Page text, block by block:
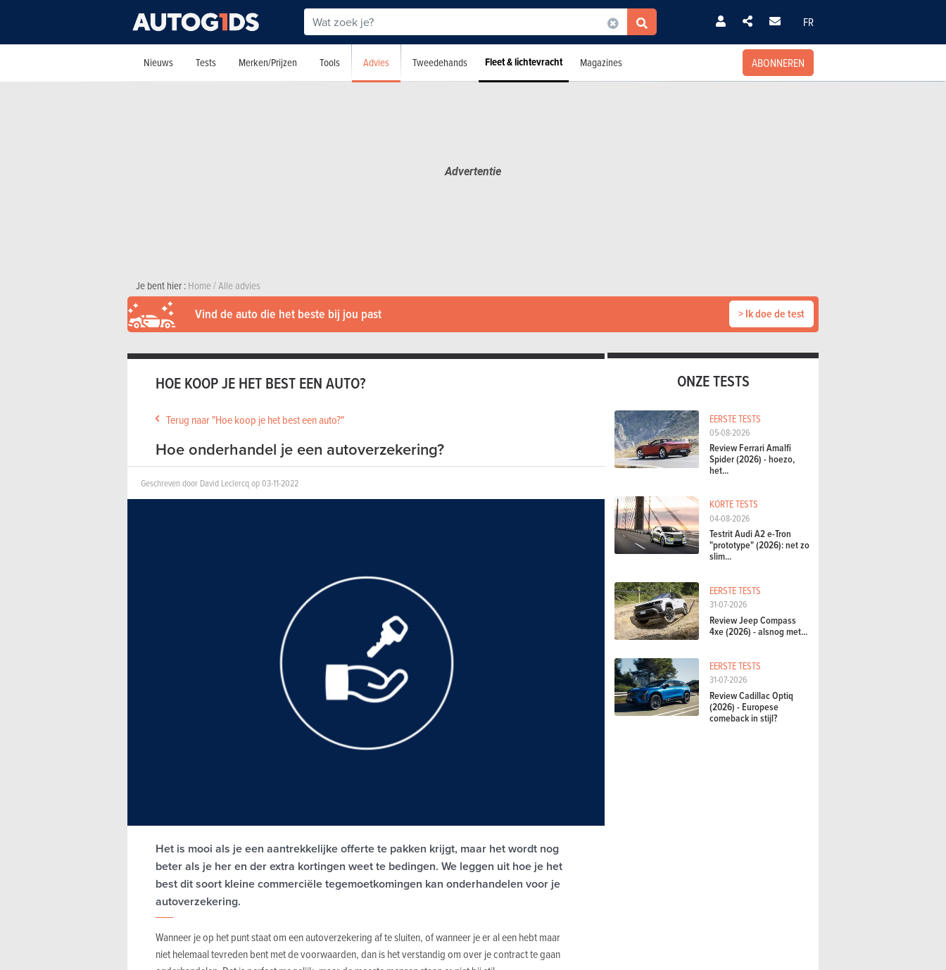
FR
Nieuws Tests Merken/Prijzen Tools Advies Tweedehands Fleet & lichtevracht Magazines ABONNEREN
Je bent hier :Home/Alle advies
Vind de auto die het beste bij jou past > Ik doe de test
HOE KOOP JE HET BEST EEN AUTO?
Terug naar "Hoe koop je het best een auto?"
Hoe onderhandel je een autoverzekering?
Geschreven door David Leclercq op 03-11-2022
Het is mooi als je een aantrekkelijke offerte te pakken krijgt, maar het wordt nog
beter als je her en der extra kortingen weet te bedingen. We leggen uit hoe je het
best dit soort kleine commerciële tegemoetkomingen kan onderhandelen voor je
autoverzekering.
Wanneer je op het punt staat om een autoverzekering af te sluiten, of wanneer je er al een hebt maar
niet helemaal tevreden bent met de voorwaarden, dan is het verstandig om over je contract te gaan
ONZE TESTS
EERSTE TESTS
05-08-2026
Review Ferrari Amalfi
Spider (2026) - hoezo,
het...
KORTE TESTS
04-08-2026
Testrit Audi A2 e-Tron
"prototype" (2026): net zo
slim...
EERSTE TESTS
31-07-2026
Review Jeep Compass
4xe (2026) - alsnog met...
EERSTE TESTS
31-07-2026
Review Cadillac Optiq
(2026) - Europese
comeback in stijl?